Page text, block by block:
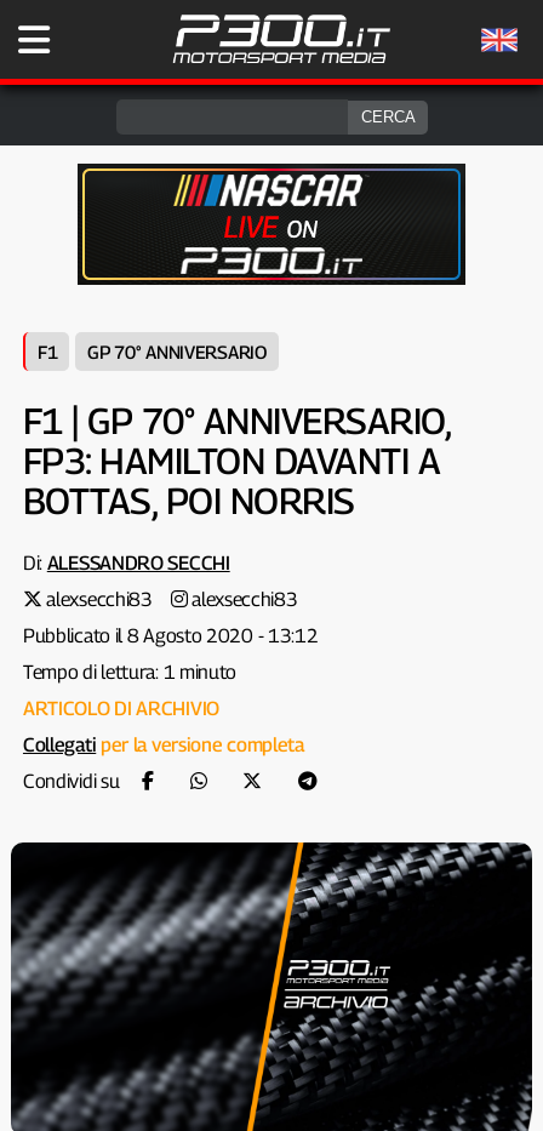
F1 GP 70° ANNIVERSARIO
F1 | GP 70° ANNIVERSARIO,
FP3: HAMILTON DAVANTI A
BOTTAS, POI NORRIS
Di: ALESSANDRO SECCHI
alexsecchi83
alexsecchi83
Pubblicato il 8 Agosto 2020 - 13:12
Tempo di lettura: 1 minuto
ARTICOLO DI ARCHIVIO
Collegati per la versione completa
Condividi su